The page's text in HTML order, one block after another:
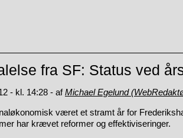
fra SF: Status ved
- kl. 14:28 - afMichael Egelund
været et stramt år for
har krævet reformer og effektiviseringer.